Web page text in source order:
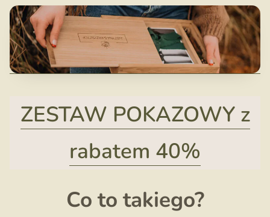
ZESTAW POKAZOWY z
rabatem 40%
Co to takiego?